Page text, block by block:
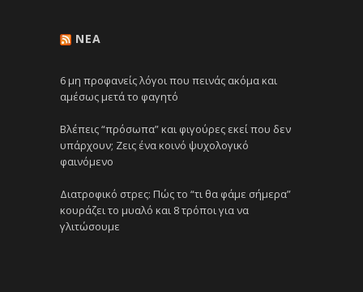
NEA
6 μη προφανείς λόγοι που πεινάς ακόμα και
αμέσως μετά το φαγητό
Βλέπεις “πρόσωπα” και φιγούρες εκεί που δεν
υπάρχουν; Ζεις ένα κοινό ψυχολογικό
φαινόμενο
Διατροφικό στρες: Πώς το “τι θα φάμε σήμερα”
κουράζει το μυαλό και 8 τρόποι για να
γλιτώσουμε